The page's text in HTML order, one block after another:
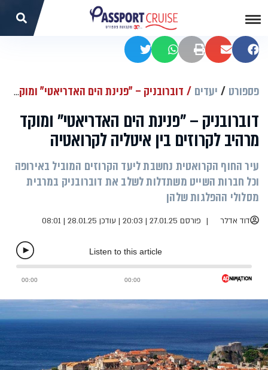
שתפו בפייסבוק
שתפו במיילהדפסהשתפו בוואטסאפשתפו בטוויטר
פספורט יעדים דוברובניק – "פנינת הים האדריאטי" ומוקד מרהיב לקרוזים בין איטליה לקרואטיה
דוברובניק – "פנינת הים האדריאטי" ומוקד
מרהיב לקרוזים בין איטליה לקרואטיה
עיר החוף הקרואטית נחשבת ליעד הקרוזים המוביל באירופה
וכל חברות השייט משתדלות לשלב את דוברובניק במרבית
מסלולי ההפלגות שלהן
דוד אדלר פורסם 27.01.25 | 20:03 | עודכן 28.01.25 | 08:01